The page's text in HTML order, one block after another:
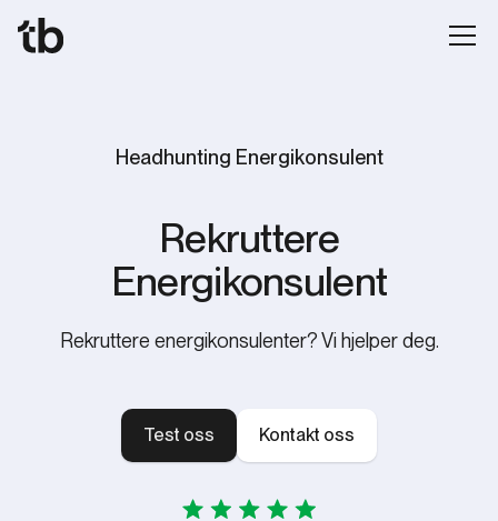
Headhunting Energikonsulent
Rekruttere
Energikonsulent
Rekruttere energikonsulenter? Vi hjelper deg.
Test oss Kontakt oss